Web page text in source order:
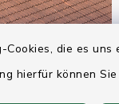
die es
hierfür können